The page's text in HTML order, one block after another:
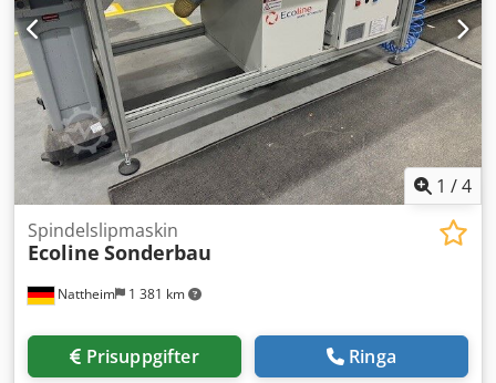
1 /4
Nattheim 1 381 km
Spindelslipmaskin
Ecoline Sonderbau
Prisuppgifter Ringa